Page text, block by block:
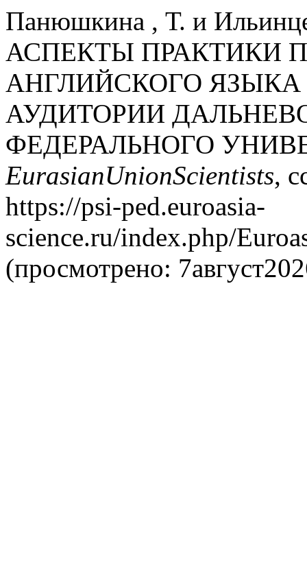
Панюшкина , Т. и
АСПЕКТЫ ПРАКТИКИ
АНГЛИЙСКОГО
АУДИТОРИИ
ФЕДЕРАЛЬНОГО
EurasianUnionScientists,
https://psi-ped.euroasia-
science.ru/index.php/
(просмотрено: